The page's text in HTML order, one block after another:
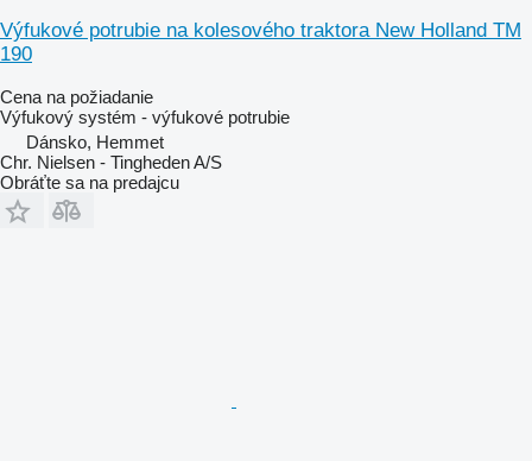
Výfukové potrubie na kolesového traktora New Holland TM
190
Cena na požiadanie
Výfukový systém - výfukové potrubie
Dánsko, Hemmet
Chr. Nielsen - Tingheden A/S
Obráťte sa na predajcu